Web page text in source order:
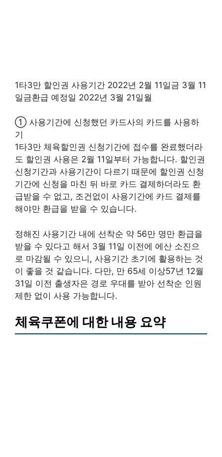
1타3만 할인권 사용기간 2022년 2월 11일금 3월 11
일금환급 예정일 2022년 3월 21일월
① 사용기간에 신청했던 카드사의 카드를 사용하
기
1타3만 체육할인권 신청기간에 접수를 완료했더라
도 할인권 사용은 2월 11일부터 가능합니다. 할인권
신청기간과 사용기간이 다르기 때문에 할인권 신청
기간에 신청을 마친 뒤 바로 카드 결제하더라도 환
급받을 수 없고, 조건없이 사용기간에 카드 결제를
해야만 환급을 받을 수 있습니다.
정해진 사용기간 내에 선착순 약 56만 명만 환급을
받을 수 있다고 해서 3월 11일 이전에 에산 소진으
로 마감될 수 있으니, 사용기간 초기에 활용하는 것
이 좋을 것 같습니다. 다만, 만 65세 이상57년 12월
31일 이전 출생자은 경로 우대를 받아 선착순 인원
제한 없이 사용 가능합니다.
체육쿠폰에 대한 내용 요약